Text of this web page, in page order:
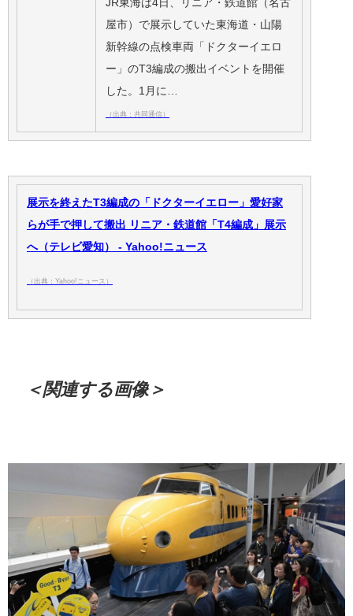
JR東海は4日、リニア・鉄道館（名古
屋市）で展示していた東海道・山陽
新幹線の点検車両「ドクターイエロ
ー」のT3編成の搬出イベントを開催
した。1月に…
（出典：共同通信）
展示を終えたT3編成の「ドクターイエロー」愛好家
らが手で押して搬出 リニア・鉄道館「T4編成」展示
へ（テレビ愛知） - Yahoo!ニュース
（出典：Yahoo!ニュース）
＜関連する画像＞